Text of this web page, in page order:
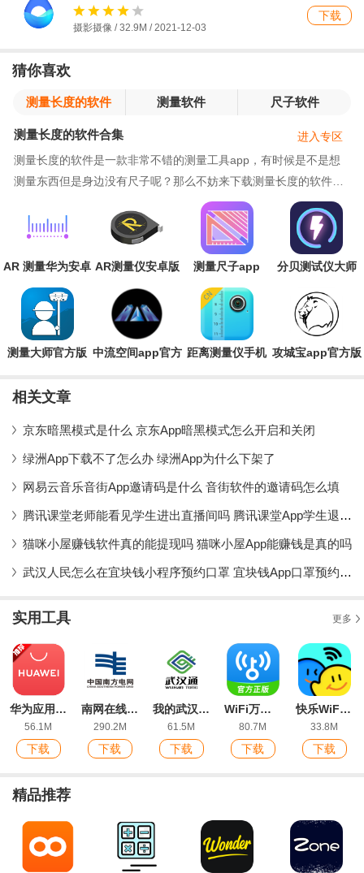
摄影摄像 / 32.9M / 2021-12-03
下载
猜你喜欢
测量长度的软件
合集
测量软件 尺子软件
测量长度的软件合集
测量长度的软件是一款非常不错的测量工具app，有时候是不是想
测量东西但是身边没有尺子呢？那么不妨来下载测量长度的软件试
一试，它能够帮助你测量许多东西，非常方便，快来试试吧。在测
量长度的软件合集页面中有着大量测量长度的软件可以供你下载，
这些测量长度的软件全都经过小编一一测试，保证是非常有用的测
量软件，快来下载试一试吧。
进入专区
AR 测量华为安卓 AR测量仪安卓版
测量尺子app
分贝测试仪大师
测量大师官方版 中流空间app官方 距离测量仪手机 攻城宝app官方版
相关文章
京东暗黑模式是什么 京东App暗黑模式怎么开启和关闭
绿洲App下载不了怎么办 绿洲App为什么下架了
网易云音乐音街App邀请码是什么 音街软件的邀请码怎么填
腾讯课堂老师能看见学生进出直播间吗 腾讯课堂App学生退出课堂会被发现吗
猫咪小屋赚钱软件真的能提现吗 猫咪小屋App能赚钱是真的吗
武汉人民怎么在宜块钱小程序预约口罩 宜块钱App口罩预约流程详解
实用工具 更多
华为应用市场最新版
56.1M
下载
南网在线app电费查缴软件
290.2M
下载
我的武汉通(武汉一卡通)软件
61.5M
下载
WiFi万能钥匙app官方版
80.7M
下载
快乐WiFi最新版
33.8M
下载
精品推荐